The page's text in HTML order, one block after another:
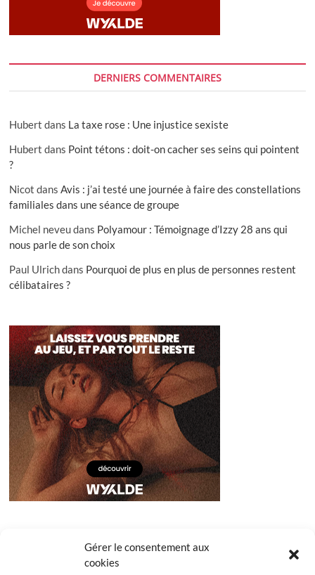
Gérer le consentement aux
cookies
DERNIERS COMMENTAIRES
Hubert dans La taxe rose : Une injustice sexiste
Hubert dans Point tétons : doit-on cacher ses seins qui pointent
?
Nicot dansAvis : j’ai testé une journée à faire des constellations
familiales dans une séance de groupe
Michel neveudans Polyamour : Témoignage d’Izzy 28 ans qui
nous parle de son choix
Paul Ulrichdans Pourquoi de plus en plus de personnes restent
célibataires ?